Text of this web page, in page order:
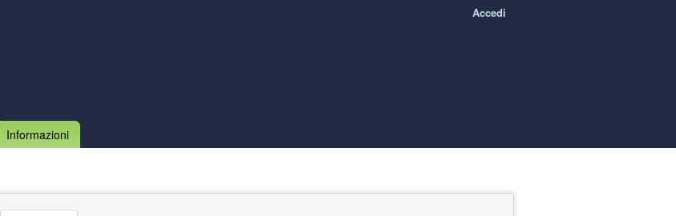
Accedi
Informazioni